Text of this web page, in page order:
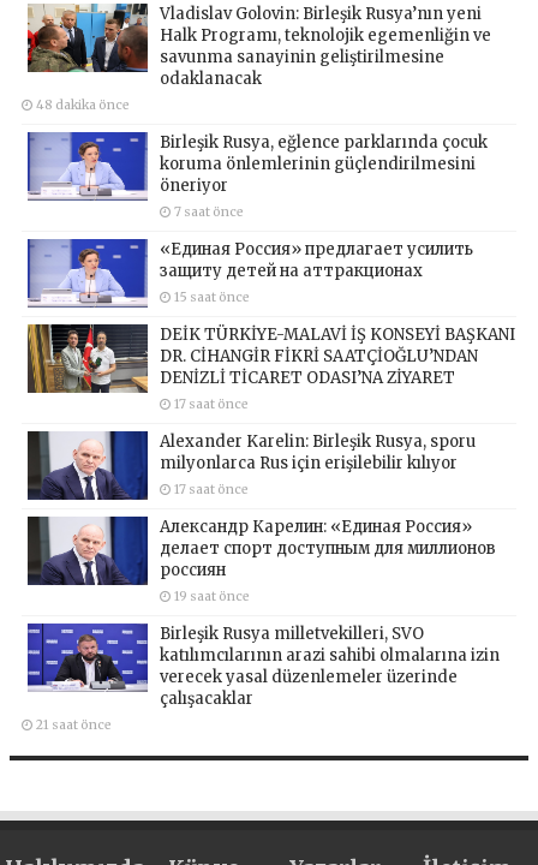
Vladislav Golovin: Birleşik Rusya’nın yeni
Halk Programı, teknolojik egemenliğin ve
savunma sanayinin geliştirilmesine
odaklanacak
48 dakika önce
Birleşik Rusya, eğlence parklarında çocuk
koruma önlemlerinin güçlendirilmesini
öneriyor
7 saat önce
«Единая Россия» предлагает усилить
защиту детей на аттракционах
15 saat önce
DEİK TÜRKİYE-MALAVİ İŞ KONSEYİ BAŞKANI
DR. CİHANGİR FİKRİ SAATÇİOĞLU’NDAN
DENİZLİ TİCARET ODASI’NA ZİYARET
17 saat önce
Alexander Karelin: Birleşik Rusya, sporu
milyonlarca Rus için erişilebilir kılıyor
17 saat önce
Александр Карелин: «Единая Россия»
делает спорт доступным для миллионов
россиян
19 saat önce
Birleşik Rusya milletvekilleri, SVO
katılımcılarının arazi sahibi olmalarına izin
verecek yasal düzenlemeler üzerinde
çalışacaklar
21 saat önce